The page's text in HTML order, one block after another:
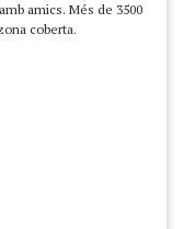
amics. Més de 3500
coberta.